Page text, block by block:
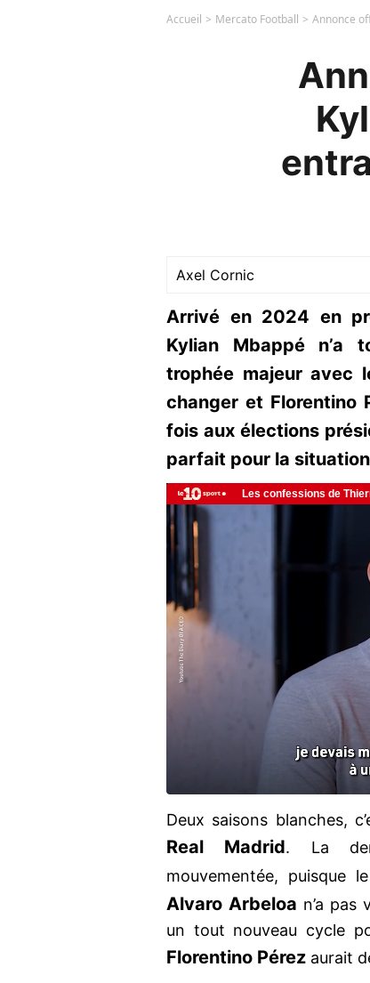
Accueil Mercato Football Annonce
Axel Cornic
Arrivé en 2024 en
Kylian Mbappé n’a
trophée majeur avec
changer et Florentino
fois aux élections
parfait pour la
Deux saisons blanches,
Real Madrid. La
mouvementée, puisque
Alvaro Arbeloa n’a pas
un tout nouveau cycle
Florentino Pérez aurait